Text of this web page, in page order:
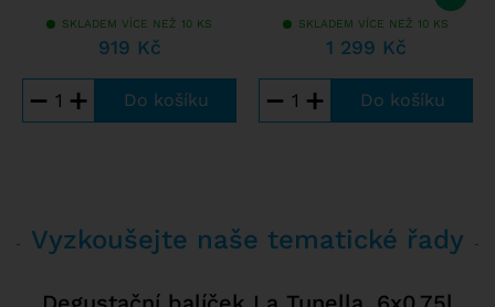
SKLADEM VÍCE NEŽ 10 KS
919 Kč
− +
SKLADEM VÍCE NEŽ 10 KS
1 299 Kč
− +
Vyzkoušejte naše tematické řady